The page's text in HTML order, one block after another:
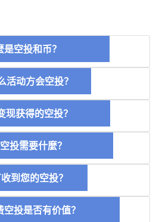
空投和币？
活动方会空投？
获得的空投？
投需要什麼？
到您的空投？
投是否有价值？